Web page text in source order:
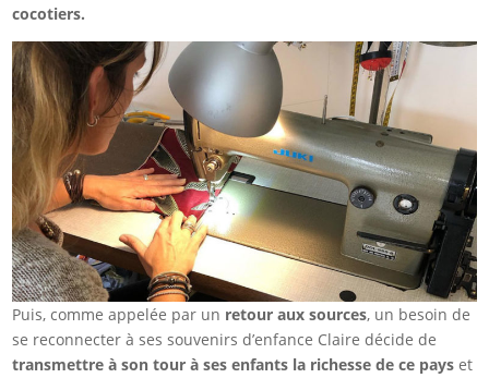
cocotiers.
Puis, comme appelée par un retour aux sources, un besoin de
se reconnecter à ses souvenirs d’enfance Claire décide de
transmettre à son tour à ses enfants la richesse de ce payset